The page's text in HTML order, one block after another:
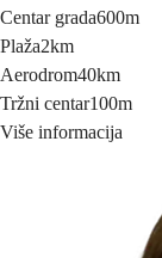
Centar grada600m
Plaža2km
Aerodrom40km
Tržni centar100m
Više informacija